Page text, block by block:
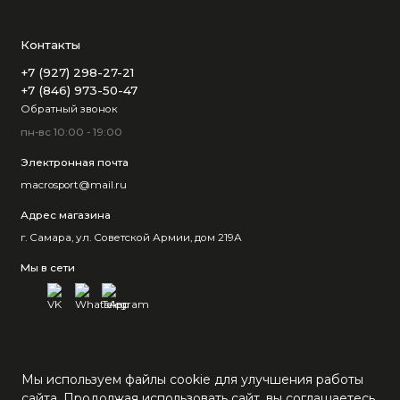
Контакты
+7 (927) 298-27-21
+7 (846) 973-50-47
Обратный звонок
пн-вс 10:00 - 19:00
Электронная почта
macrosport@mail.ru
Адрес магазина
г. Самара, ул. Советской Армии, дом 219А
Мы в сети
Мы используем файлы cookie для улучшения работы